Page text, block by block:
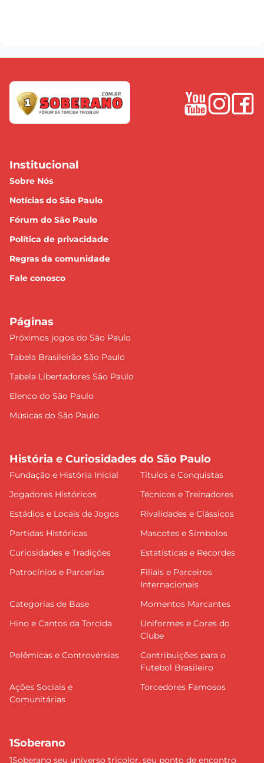
Institucional
Sobre Nós
Notícias do São Paulo
Fórum do São Paulo
Política de privacidade
Regras da comunidade
Fale conosco
Páginas
Próximos jogos do São Paulo
Tabela Brasileirão São Paulo
Tabela Libertadores São Paulo
Elenco do São Paulo
Músicas do São Paulo
História e Curiosidades do São Paulo
Fundação e História Inicial
Títulos e Conquistas
Jogadores Históricos
Técnicos e Treinadores
Estádios e Locais de Jogos
Rivalidades e Clássicos
Partidas Históricas
Mascotes e Símbolos
Curiosidades e Tradições
Estatísticas e Recordes
Patrocínios e Parcerias
Filiais e Parceiros
Internacionais
Categorias de Base
Momentos Marcantes
Hino e Cantos da Torcida
Uniformes e Cores do
Clube
Polêmicas e Controvérsias
Contribuições para o
Futebol Brasileiro
Ações Sociais e
Comunitárias
Torcedores Famosos
1Soberano
1Soberano seu universo tricolor, seu ponto de encontro